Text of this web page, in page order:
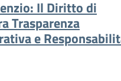
Il Diritto di
Trasparenza
e